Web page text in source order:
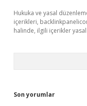
Hukuka ve yasal
içerikleri,
halinde, ilgili içerikler
Son yorumlar